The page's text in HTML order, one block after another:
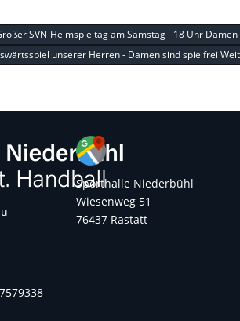
SVN-Heimspieltag am Samstag - 18 Uhr
unserer Herren - Damen sind spielfrei
Sporthalle Niederbühl
Wiesenweg 51
76437 Rastatt